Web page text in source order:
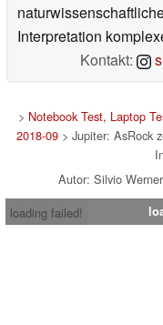
Interpretation
Kontakt:
> Notebook Test, Laptop
2018-09> Jupiter: AsRock
Autor: Silvio
loading failed!